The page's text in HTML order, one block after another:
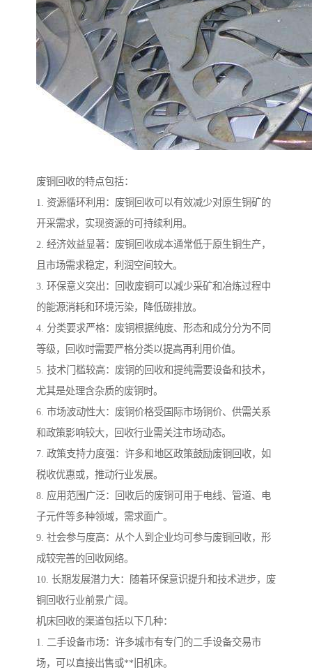
废铜回收的特点包括：
1. 资源循环利用：废铜回收可以有效减少对原生铜矿的
开采需求，实现资源的可持续利用。
2. 经济效益显著：废铜回收成本通常低于原生铜生产，
且市场需求稳定，利润空间较大。
3. 环保意义突出：回收废铜可以减少采矿和冶炼过程中
的能源消耗和环境污染，降低碳排放。
4. 分类要求严格：废铜根据纯度、形态和成分分为不同
等级，回收时需要严格分类以提高再利用价值。
5. 技术门槛较高：废铜的回收和提纯需要设备和技术，
尤其是处理含杂质的废铜时。
6. 市场波动性大：废铜价格受国际市场铜价、供需关系
和政策影响较大，回收行业需关注市场动态。
7. 政策支持力度强：许多和地区政策鼓励废铜回收，如
税收优惠或，推动行业发展。
8. 应用范围广泛：回收后的废铜可用于电线、管道、电
子元件等多种领域，需求面广。
9. 社会参与度高：从个人到企业均可参与废铜回收，形
成较完善的回收网络。
10. 长期发展潜力大：随着环保意识提升和技术进步，废
铜回收行业前景广阔。
机床回收的渠道包括以下几种：
1. 二手设备市场：许多城市有专门的二手设备交易市
场，可以直接出售或**旧机床。